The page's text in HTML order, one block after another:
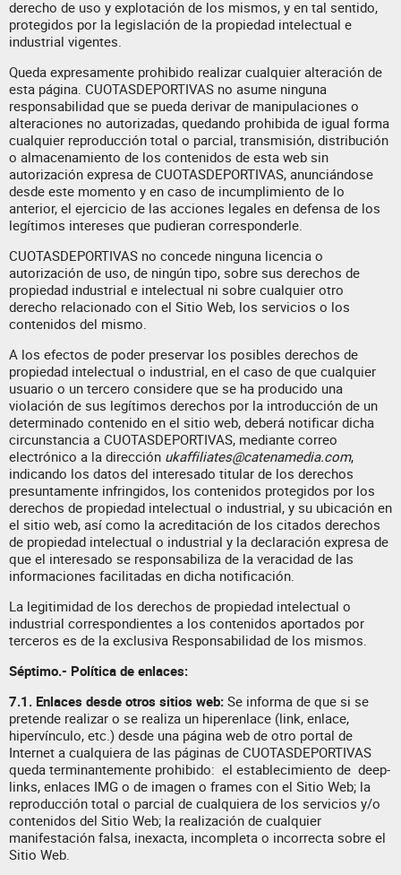
derecho de uso y explotación de los mismos, y en tal sentido,
protegidos por la legislación de la propiedad intelectual e
industrial vigentes.
Queda expresamente prohibido realizar cualquier alteración de
esta página. CUOTASDEPORTIVAS no asume ninguna
responsabilidad que se pueda derivar de manipulaciones o
alteraciones no autorizadas, quedando prohibida de igual forma
cualquier reproducción total o parcial, transmisión, distribución
o almacenamiento de los contenidos de esta web sin
autorización expresa de CUOTASDEPORTIVAS, anunciándose
desde este momento y en caso de incumplimiento de lo
anterior, el ejercicio de las acciones legales en defensa de los
legítimos intereses que pudieran corresponderle.
CUOTASDEPORTIVAS no concede ninguna licencia o
autorización de uso, de ningún tipo, sobre sus derechos de
propiedad industrial e intelectual ni sobre cualquier otro
derecho relacionado con el Sitio Web, los servicios o los
contenidos del mismo.
A los efectos de poder preservar los posibles derechos de
propiedad intelectual o industrial, en el caso de que cualquier
usuario o un tercero considere que se ha producido una
violación de sus legítimos derechos por la introducción de un
determinado contenido en el sitio web, deberá notificar dicha
circunstancia a CUOTASDEPORTIVAS, mediante correo
electrónico a la dirección ukaffiliates@catenamedia.com,
indicando los datos del interesado titular de los derechos
presuntamente infringidos, los contenidos protegidos por los
derechos de propiedad intelectual o industrial, y su ubicación en
el sitio web, así como la acreditación de los citados derechos
de propiedad intelectual o industrial y la declaración expresa de
que el interesado se responsabiliza de la veracidad de las
informaciones facilitadas en dicha notificación.
La legitimidad de los derechos de propiedad intelectual o
industrial correspondientes a los contenidos aportados por
terceros es de la exclusiva Responsabilidad de los mismos.
Séptimo.- Política de enlaces:
7.1. Enlaces desde otros sitios web: Se informa de que si se
pretende realizar o se realiza un hiperenlace (link, enlace,
hipervínculo, etc.) desde una página web de otro portal de
Internet a cualquiera de las páginas de CUOTASDEPORTIVAS
queda terminantemente prohibido: el establecimiento de deep-
links, enlaces IMG o de imagen o frames con el Sitio Web; la
reproducción total o parcial de cualquiera de los servicios y/o
contenidos del Sitio Web; la realización de cualquier
manifestación falsa, inexacta, incompleta o incorrecta sobre el
Sitio Web.